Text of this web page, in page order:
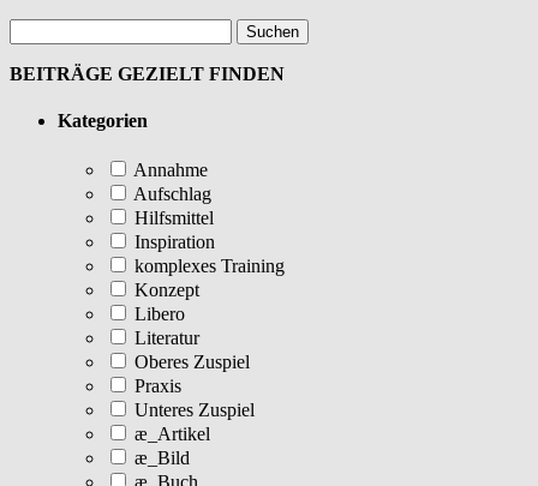
BEITRÄGE GEZIELT FINDEN
Kategorien
Annahme
Aufschlag
Hilfsmittel
Inspiration
komplexes Training
Konzept
Libero
Literatur
Oberes Zuspiel
Praxis
Unteres Zuspiel
æ_Artikel
æ_Bild